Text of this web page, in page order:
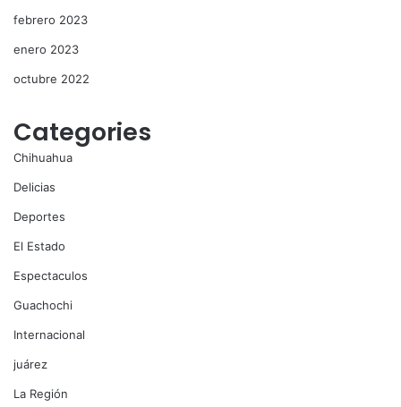
febrero 2023
enero 2023
octubre 2022
Categories
Chihuahua
Delicias
Deportes
El Estado
Espectaculos
Guachochi
Internacional
juárez
La Región